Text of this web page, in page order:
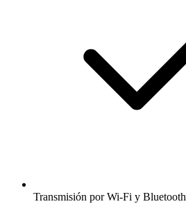
Transmisión por Wi-Fi y Bluetooth